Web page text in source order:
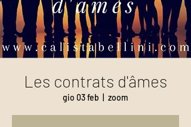
Les contrats d'âmes
gio 03 feb zoom